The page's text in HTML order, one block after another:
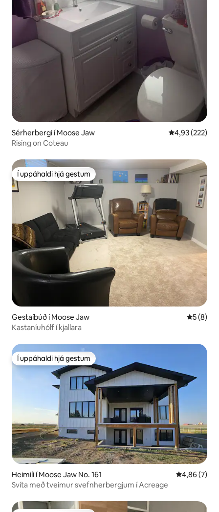
Sérherbergi í Moose Jaw 4,93 af 5 í
4,93 (222)
Rising on Coteau
Í uppáhaldi hjá gestum
Í uppáhaldi hjá gestum
Gestaíbúð í Moose Jaw 5 af 5 í
5 (8)
Kastaníuhólf í kjallara
Í uppáhaldi hjá gestum
Í uppáhaldi hjá gestum
Heimili í Moose Jaw No. 161 4,86 af 5 í
4,86 (7)
Svíta með tveimur svefnherbergjum í Acreage